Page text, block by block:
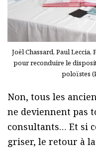
Joël Chassard, Paul
pour reconduire le
poloïstes
Non, tous les
ne deviennent pas
consultants… Et si
griser, le retour à